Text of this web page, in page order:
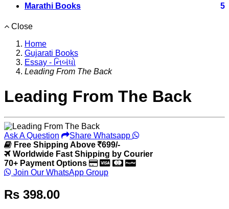
Marathi Books 5
Close
Home
Gujarati Books
Essay - નિબંધો
Leading From The Back
Leading From The Back
Ask A Question
Share Whatsapp
Free Shipping Above
699/-
Worldwide Fast Shipping by Courier
70+ Payment Options
Join Our WhatsApp Group
Rs 398.00